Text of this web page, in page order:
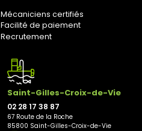
Mécaniciens certifiés
Facilité de paiement
Recrutement
Saint-Gilles-Croix-de-Vie
02 28 17 38 87
67 Route de la Roche
85800 Saint-Gilles-Croix-de-Vie